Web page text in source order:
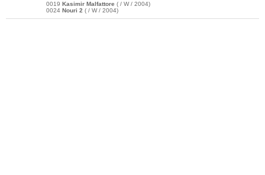
0019 Kasimir Malfattore ( / W / 2004)
0024 Nouri 2 ( / W / 2004)